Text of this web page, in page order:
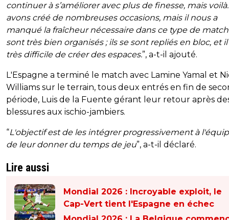
continuer à s’améliorer avec plus de finesse, mais
avons créé de nombreuses occasions, mais il nous a
manqué la fraîcheur nécessaire dans ce type de
sont très bien organisés ; ils se sont repliés en bloc, et
très difficile de créer des espaces.”, a-t-il ajouté.
L'Espagne a terminé le match avec Lamine Yamal et
Williams sur le terrain, tous deux entrés en fin de
période, Luis de la Fuente gérant leur retour après
blessures aux ischio-jambiers.
“L'objectif est de les intégrer progressivement à
de leur donner du temps de jeu”, a-t-il déclaré.
Lire aussi
Mondial 2026 : Incroyable exploit, le
Cap-Vert tient l'Espagne en échec